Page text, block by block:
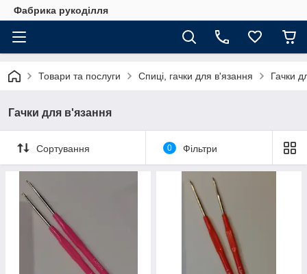
Фабрика рукоділля
Товари та послуги Спиці, гачки для в'язання Гачки
Гачки для в'язання
Сортування 0 Фільтри